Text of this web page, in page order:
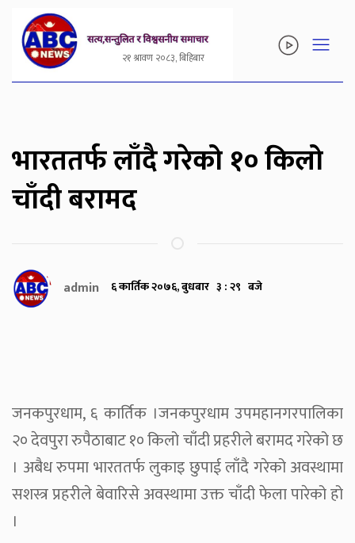
२१ श्रावण २०८३, बिहिबार
भारततर्फ लाँदै गरेको १० किलो
चाँदी बरामद
admin ६ कार्तिक २०७६, बुधबार ३ : २९ बजे
जनकपुरधाम, ६ कार्तिक ।जनकपुरधाम उपमहानगरपालिका
२० देवपुरा रुपैठाबाट १० किलो चाँदी प्रहरीले बरामद गरेको छ
। अबैध रुपमा भारततर्फ लुकाइ छुपाई लाँदै गरेको अवस्थामा
सशस्त्र प्रहरीले बेवारिसे अवस्थामा उक्त चाँदी फेला पारेको हो
।